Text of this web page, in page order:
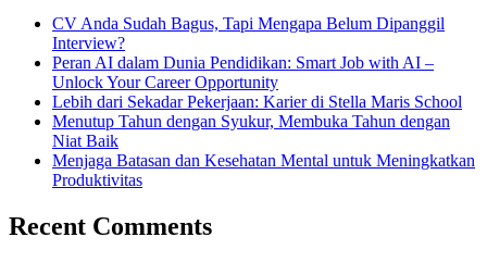
dan
Depan”
Dunia
Masa
Kini
dan
Masa
CV Anda Sudah Bagus, Tapi Mengapa Belum Dipanggil
Interview?
Peran AI dalam Dunia Pendidikan: Smart Job with AI –
Unlock Your Career Opportunity
Lebih dari Sekadar Pekerjaan: Karier di Stella Maris School
Menutup Tahun dengan Syukur, Membuka Tahun dengan
Niat Baik
Menjaga Batasan dan Kesehatan Mental untuk Meningkatkan
Produktivitas
Recent Comments